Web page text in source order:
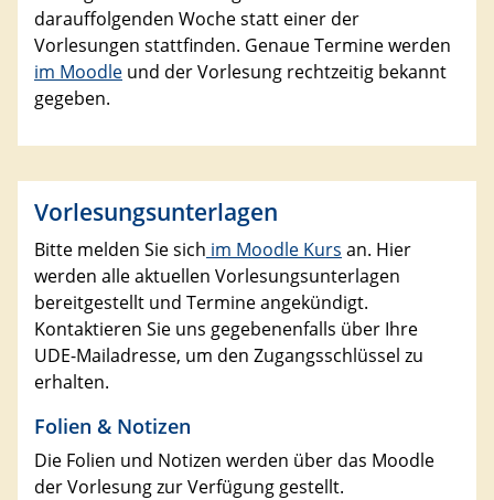
darauffolgenden Woche statt einer der
Vorlesungen stattfinden. Genaue Termine werden
im Moodle und der Vorlesung rechtzeitig bekannt
gegeben.
Vorlesungsunterlagen
Bitte melden Sie sich im Moodle Kurs an. Hier
werden alle aktuellen Vorlesungsunterlagen
bereitgestellt und Termine angekündigt.
Kontaktieren Sie uns gegebenenfalls über Ihre
UDE-Mailadresse, um den Zugangsschlüssel zu
erhalten.
Folien & Notizen
Die Folien und Notizen werden über das Moodle
der Vorlesung zur Verfügung gestellt.